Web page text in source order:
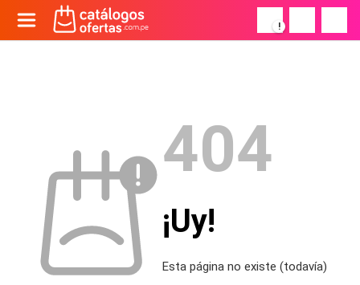
!
404
¡Uy!
Esta página no existe (todavía)